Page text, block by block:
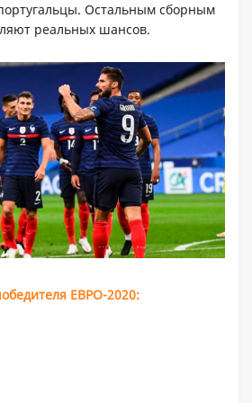
Остальным сборным
реальных шансов.
ЕВРО-2020: